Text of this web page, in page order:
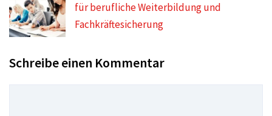
für berufliche Weiterbildung und
Fachkräftesicherung
Schreibe einen Kommentar